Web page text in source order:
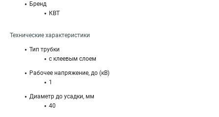
Бренд
КВТ
Технические характеристики
Тип трубки
с клеевым слоем
Рабочее напряжение, до (кВ)
1
Диаметр до усадки, мм
40